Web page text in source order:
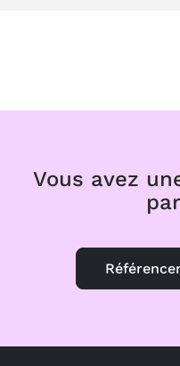
Vous avez